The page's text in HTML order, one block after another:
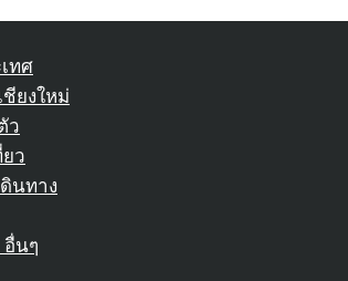
ทศ
ยงใหม่
ว
ว
นทาง
อื่นๆ